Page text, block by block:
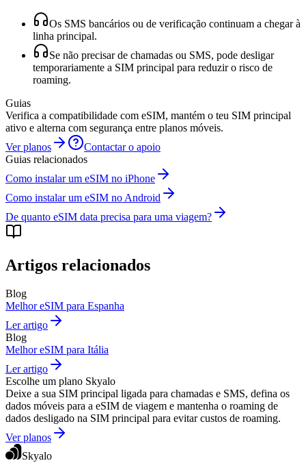
Os SMS bancários ou de verificação continuam a chegar à
linha principal.
Se não precisar de chamadas ou SMS, pode desligar
temporariamente a SIM principal para reduzir o risco de
roaming.
Guias
Verifica a compatibilidade com eSIM, mantém o teu SIM principal
ativo e alterna com segurança entre planos móveis.
Ver planos
Contactar o apoio
Guias relacionados
Como instalar um eSIM no iPhone
Como instalar um eSIM no Android
De quanto eSIM data precisa para uma viagem?
Artigos relacionados
Blog
Melhor eSIM para Espanha
Ler artigo
Blog
Melhor eSIM para Itália
Ler artigo
Escolhe um plano Skyalo
Deixe a sua SIM principal ligada para chamadas e SMS, defina os
dados móveis para a eSIM de viagem e mantenha o roaming de
dados desligado na SIM principal para evitar custos de roaming.
Ver planos
Skyalo